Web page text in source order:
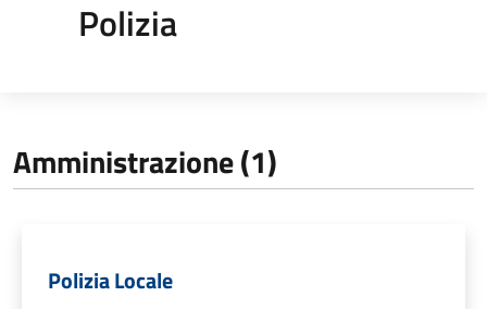
Polizia
Amministrazione (1)
Polizia Locale